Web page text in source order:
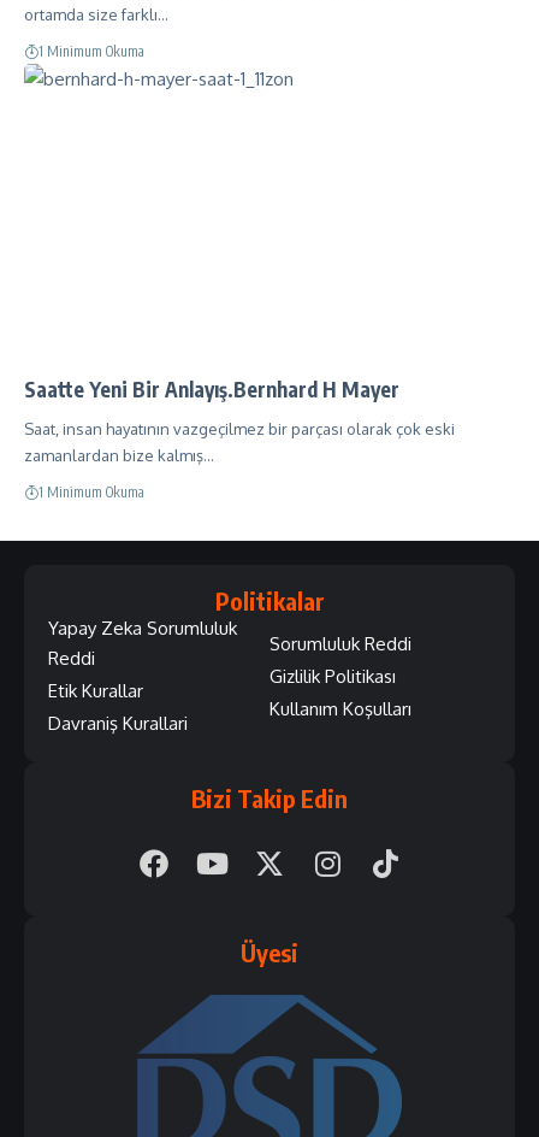
ortamda size farklı…
1 Minimum Okuma
Saatte Yeni Bir Anlayış.Bernhard H Mayer
Saat, insan hayatının vazgeçilmez bir parçası olarak çok eski
zamanlardan bize kalmış…
1 Minimum Okuma
Politikalar
Yapay Zeka Sorumluluk
Reddi
Etik Kurallar
Davraniş Kurallari
Sorumluluk Reddi
Gizlilik Politikası
Kullanım Koşulları
Bizi Takip Edin
Üyesi